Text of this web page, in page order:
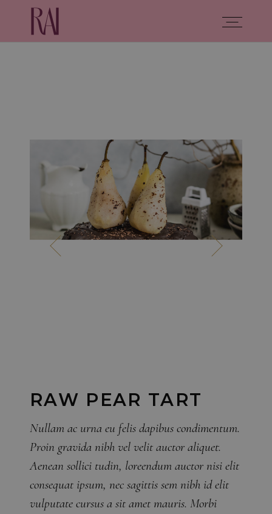
RAW PEAR TART
Nullam ac urna eu felis dapibus condimentum.
Proin gravida nibh vel velit auctor aliquet.
Aenean sollici tudin, loreendum auctor nisi elit
consequat ipsum, nec sagittis sem nibh id elit
vulputate cursus a sit amet mauris. Morbi